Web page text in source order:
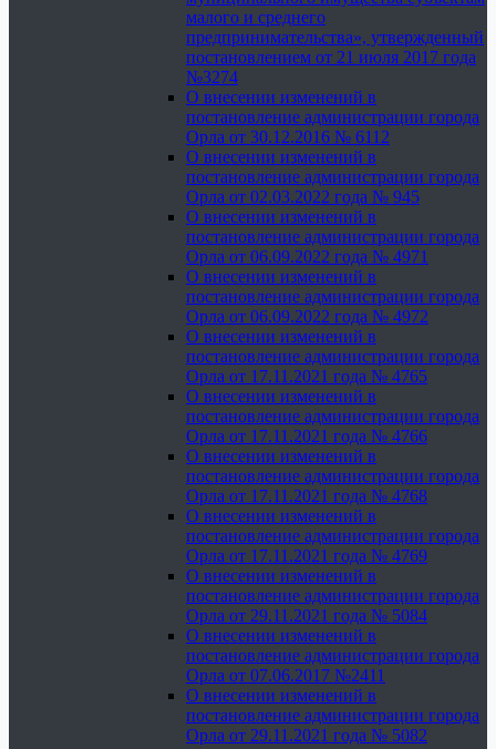
малого и среднего
предпринимательства», утвержденный
постановлением от 21 июля 2017 года
№3274
О внесении изменений в
постановление администрации города
Орла от 30.12.2016 № 6112
О внесении изменений в
постановление администрации города
Орла от 02.03.2022 года № 945
О внесении изменений в
постановление администрации города
Орла от 06.09.2022 года № 4971
О внесении изменений в
постановление администрации города
Орла от 06.09.2022 года № 4972
О внесении изменений в
постановление администрации города
Орла от 17.11.2021 года № 4765
О внесении изменений в
постановление администрации города
Орла от 17.11.2021 года № 4766
О внесении изменений в
постановление администрации города
Орла от 17.11.2021 года № 4768
О внесении изменений в
постановление администрации города
Орла от 17.11.2021 года № 4769
О внесении изменений в
постановление администрации города
Орла от 29.11.2021 года № 5084
О внесении изменений в
постановление администрации города
Орла от 07.06.2017 №2411
О внесении изменений в
постановление администрации города
Орла от 29.11.2021 года № 5082